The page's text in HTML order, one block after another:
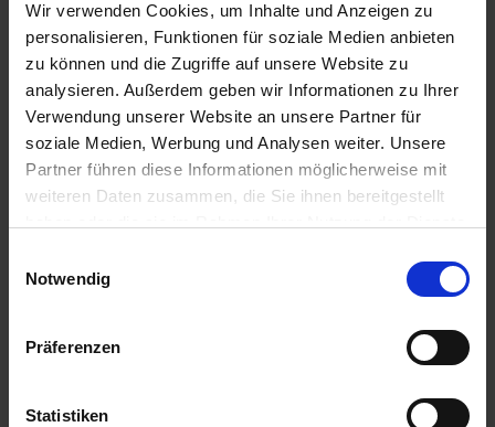
Wir verwenden Cookies, um Inhalte und Anzeigen zu
personalisieren, Funktionen für soziale Medien anbieten
zu können und die Zugriffe auf unsere Website zu
analysieren. Außerdem geben wir Informationen zu Ihrer
Verwendung unserer Website an unsere Partner für
soziale Medien, Werbung und Analysen weiter. Unsere
Partner führen diese Informationen möglicherweise mit
weiteren Daten zusammen, die Sie ihnen bereitgestellt
Notwendig
Präferenzen
Statistiken
Kontakt
AgrarOnline GmbH
Bahnhofsallee 44
23909 Ratzeburg
Deutschland
info@myagrar.de
Kundenservice:
Servicetelefon:
(Mo.-Fr. von 8.00 bis 16.00 Uhr)
WhatsApp:+49 1578 5137188